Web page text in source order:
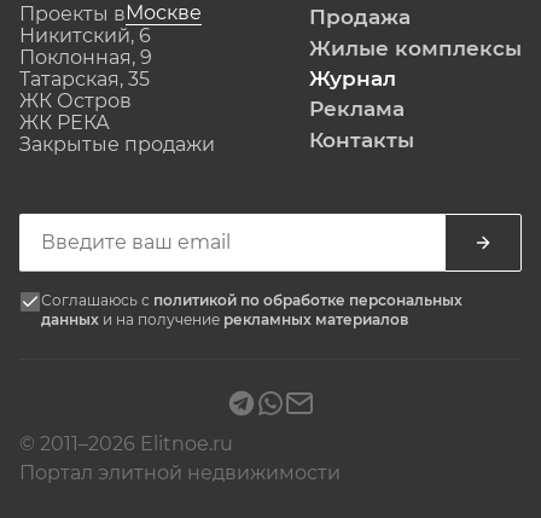
Проекты вМоскве
Никитский, 6
Поклонная, 9
Татарская, 35
ЖК Остров
ЖК РЕКА
Закрытые продажи
Продажа
Жилые комплексы
Журнал
Реклама
Контакты
Соглашаюсь с политикой по обработке персональных
данных и на получение рекламных материалов
© 2011–2026 Elitnoe.ru
Портал элитной недвижимости